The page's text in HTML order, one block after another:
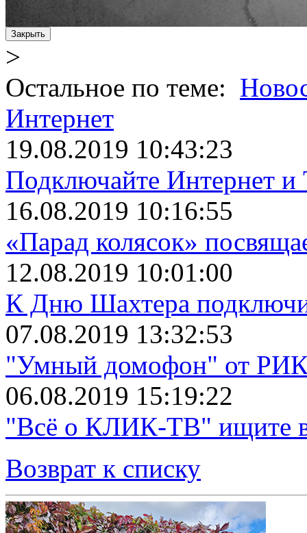
Закрыть
>
Остальное по теме:
Интернет
19.08.2019 10:43:23
Подключайте Интернет и
16.08.2019 10:16:55
«Парад колясок»
12.08.2019 10:01:00
К Дню Шахтера
07.08.2019 13:32:53
"Умный домофон" от
06.08.2019 15:19:22
"Всё о КЛИК-ТВ" ищите в
Возврат к списку